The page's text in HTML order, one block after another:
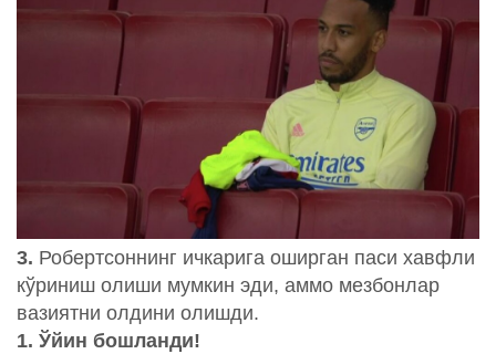
3. Робертсоннинг ичкарига оширган паси хавфли
кўриниш олиши мумкин эди, аммо мезбонлар
вазиятни олдини олишди.
1. Ўйин бошланди!